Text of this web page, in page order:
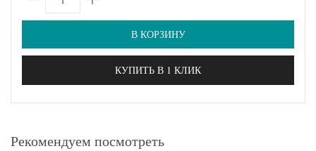
В КОРЗИНУ
КУПИТЬ В 1 КЛИК
Рекомендуем посмотреть